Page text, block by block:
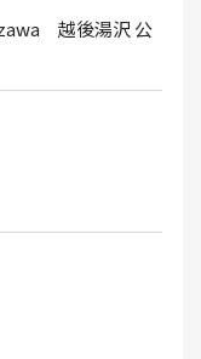
越後湯沢 公